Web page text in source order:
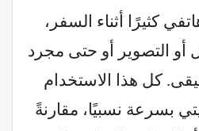
كثيرًا أثناء السفر،
أو التصوير أو حتى مجرد
كل هذا الاستخدام
بسرعة نسبيًا، مقارنةً